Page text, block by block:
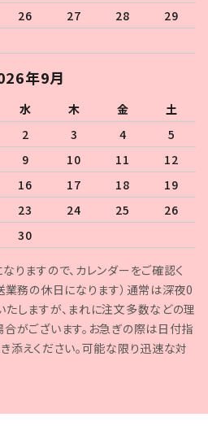
26 27 28
29
年9月
水 木 金
土
2 3 4
5
9 10 11
12
16 17 18
19
23 24 25
26
30
ますので、カレンダーをご確認く
業務の休日になります）通常は深夜0
しますが、まれに注文多数などの理
がございます。お急ぎの際は日付指
添えください。可能な限り迅速な対